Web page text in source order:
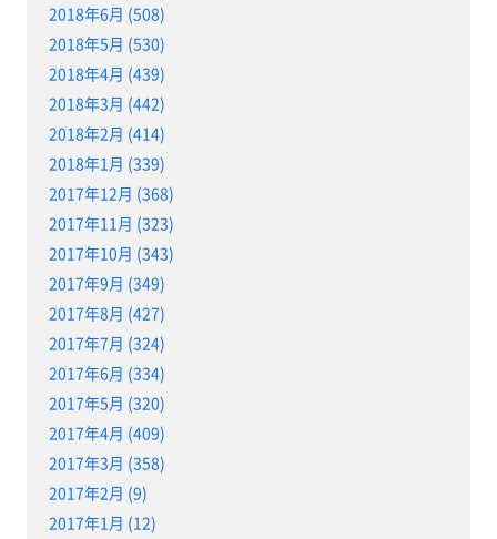
2018年6月 (508)
2018年5月 (530)
2018年4月 (439)
2018年3月 (442)
2018年2月 (414)
2018年1月 (339)
2017年12月 (368)
2017年11月 (323)
2017年10月 (343)
2017年9月 (349)
2017年8月 (427)
2017年7月 (324)
2017年6月 (334)
2017年5月 (320)
2017年4月 (409)
2017年3月 (358)
2017年2月 (9)
2017年1月 (12)